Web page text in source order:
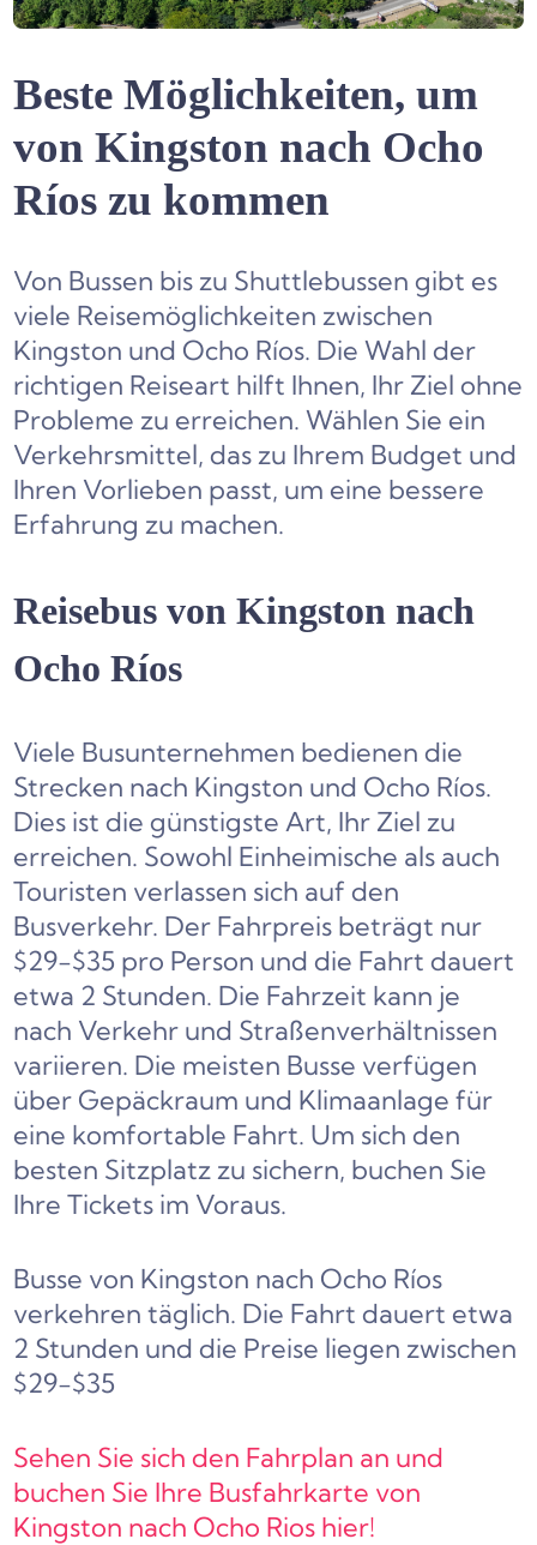
Beste Möglichkeiten, um
von Kingston nach Ocho
Ríos zu kommen
Von Bussen bis zu Shuttlebussen gibt es
viele Reisemöglichkeiten zwischen
Kingston und Ocho Ríos. Die Wahl der
richtigen Reiseart hilft Ihnen, Ihr Ziel ohne
Probleme zu erreichen. Wählen Sie ein
Verkehrsmittel, das zu Ihrem Budget und
Ihren Vorlieben passt, um eine bessere
Erfahrung zu machen.
Reisebus von Kingston nach
Ocho Ríos
Viele Busunternehmen bedienen die
Strecken nach Kingston und Ocho Ríos.
Dies ist die günstigste Art, Ihr Ziel zu
erreichen. Sowohl Einheimische als auch
Touristen verlassen sich auf den
Busverkehr. Der Fahrpreis beträgt nur
$29-$35 pro Person und die Fahrt dauert
etwa 2 Stunden. Die Fahrzeit kann je
nach Verkehr und Straßenverhältnissen
variieren. Die meisten Busse verfügen
über Gepäckraum und Klimaanlage für
eine komfortable Fahrt. Um sich den
besten Sitzplatz zu sichern, buchen Sie
Ihre Tickets im Voraus.
Busse von Kingston nach Ocho Ríos
verkehren täglich. Die Fahrt dauert etwa
2 Stunden und die Preise liegen zwischen
$29-$35
Sehen Sie sich den Fahrplan an und
buchen Sie Ihre Busfahrkarte von
Kingston nach Ocho Rios hier!